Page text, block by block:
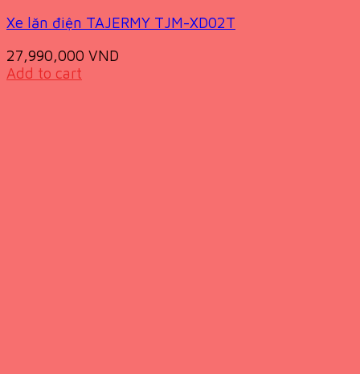
Xe lăn điện TAJERMY TJM-XD02T
27,990,000 VND
Add to cart